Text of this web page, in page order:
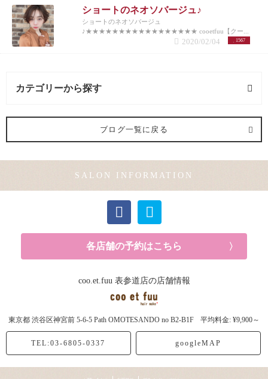
ショートのネオソバージュ♪
ショートのネオソバージュ
♪★★★★★★★★★★★★★★★★★ cooetfuu【クー...
1567
2020/02/04
カテゴリーから探す
ヘアメイク (1記事)
ブログ一覧に戻る
SALON INFORMATION
各店舗の予約はこちら
coo.et.fuu 表参道店の店舗情報
東京都 渋谷区神宮前 5-6-5 Path OMOTESANDO no B2-B1F 平均料金: ¥9,900～
TEL:03-6805-0337 googleMAP